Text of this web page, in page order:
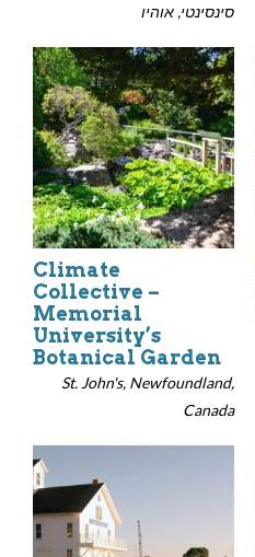
סינסינטי, אוהיו
Climate
Collective –
Memorial
University’s
Botanical Garden
St. John's, Newfoundland,
Canada